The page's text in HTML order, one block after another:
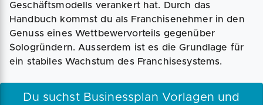
Geschäftsmodells verankert hat. Durch das
Handbuch kommst du als Franchisenehmer in den
Genuss eines Wettbewervorteils gegenüber
Sologründern. Ausserdem ist es die Grundlage für
ein stabiles Wachstum des Franchisesystems.
Du suchst Businessplan Vorlagen und